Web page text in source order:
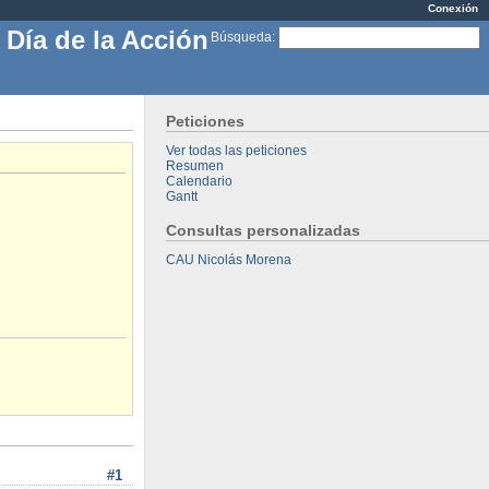
Conexión
Búsqueda:
Día de la Acción
Peticiones
Ver todas las peticiones
Resumen
Calendario
Gantt
Consultas personalizadas
CAU Nicolás Morena
#1